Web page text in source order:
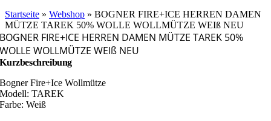
Startseite » Webshop » BOGNER FIRE+ICE HERREN DAMEN
MÜTZE TAREK 50% WOLLE WOLLMÜTZE WEIß NEU
BOGNER FIRE+ICE HERREN DAMEN MÜTZE TAREK 50%
WOLLE WOLLMÜTZE WEIß NEU
Kurzbeschreibung
Bogner Fire+Ice Wollmütze
Modell: TAREK
Farbe: Weiß